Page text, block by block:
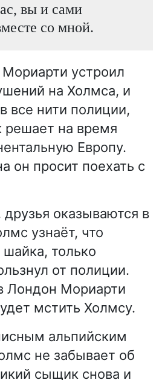
вы и сами
со мной.
устроил
на Холмса, и
все нити полиции,
на время
Европу.
он просит поехать с
оказываются в
узнаёт, что
шайка, только
от полиции.
Лондон Мориарти
мстить Холмсу.
альпийским
не забывает об
сыщик снова и